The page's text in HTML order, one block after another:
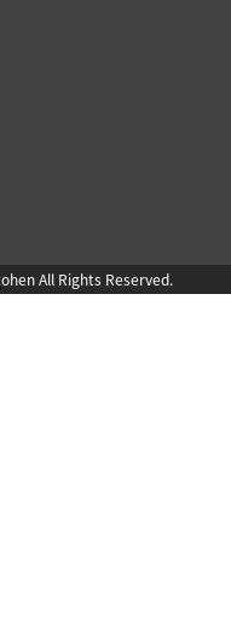
All Rights Reserved.